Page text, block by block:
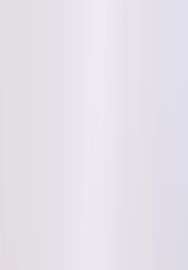
без раздевания
белья будет
совсем
на деле
в районе 60 000
будет сложнее.